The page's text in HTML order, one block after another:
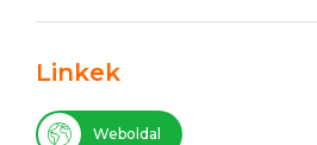
Linkek
Weboldal